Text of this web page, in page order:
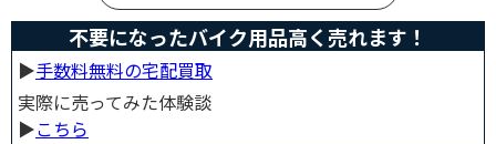
不要になったバイク用品高く売れます！
▶︎手数料無料の宅配買取
実際に売ってみた体験談
▶︎こちら